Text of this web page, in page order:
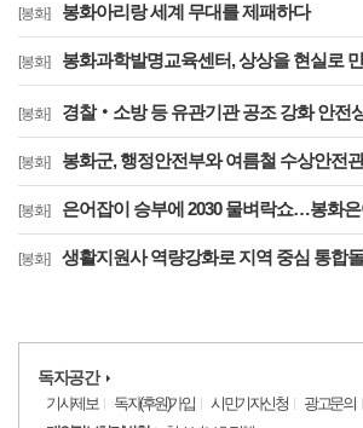
[봉화] 봉화아리랑 세계 무대를 제패하다
[봉화] 봉화과학발명교육센터, 상상을 현실로 만드는 ‘창의융합메
[봉화] 경찰‧소방 등 유관기관 공조 강화 안전
[봉화] 봉화군, 행정안전부와 여름철 수상안전
[봉화] 은어잡이 승부에 2030 물벼락쇼…봉화은어
[봉화] 생활지원사 역량강화로 지역 중심 통합
독자공간
기사제보 독자(후원)가입 시민기자신청 광고문의